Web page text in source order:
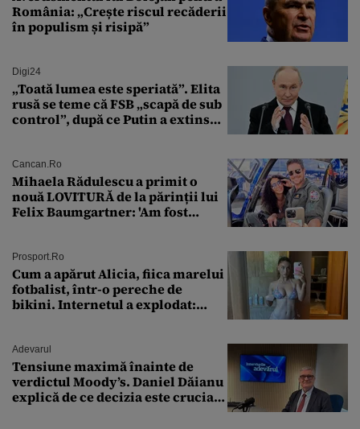
România: „Crește riscul recăderii
în populism și risipă”
Digi24
„Toată lumea este speriată”. Elita
rusă se teme că FSB „scapă de sub
control”, după ce Putin a extins
Cancan.ro
Mihaela Rădulescu a primit o
nouă LOVITURĂ de la părinții lui
Felix Baumgartner: 'Am fost
Prosport.ro
Cum a apărut Alicia, fiica marelui
fotbalist, într-o pereche de
bikini. Internetul a explodat:
Adevarul
Tensiune maximă înainte de
verdictul Moody’s. Daniel Dăianu
explică de ce decizia este crucială